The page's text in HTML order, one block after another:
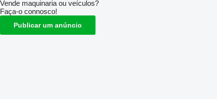
Vende maquinaria ou veículos?
Faça-o connosco!
Publicar um anúncio